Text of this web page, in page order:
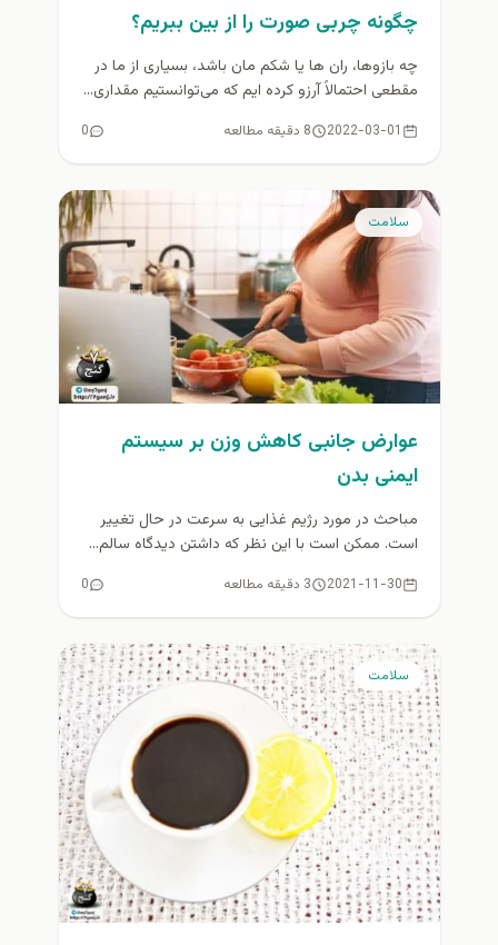
چگونه چربی صورت را از بین ببریم؟
چه بازوها، ران‌ ها یا شکم‌ مان باشد، بسیاری از ما در
مقطعی احتمالاً آرزو کرده‌ ایم که می‌توانستیم مقداری...
2022-03-01 8 دقیقه مطالعه 0
سلامت
عوارض جانبی کاهش وزن بر سیستم
ایمنی بدن
مباحث در مورد رژیم غذایی به سرعت در حال تغییر
است. ممکن است با این نظر که داشتن دیدگاه سالم‌...
2021-11-30 3 دقیقه مطالعه 0
سلامت